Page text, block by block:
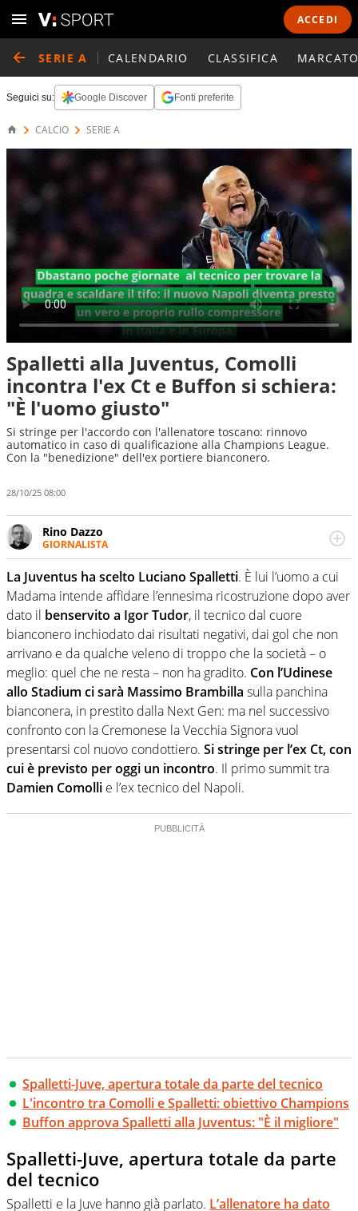
ACCEDI
SERIE A CALENDARIO CLASSIFICA
Seguici su: Google Discover Fonti preferite
CALCIO SERIE A
Spalletti alla Juventus, Comolli
incontra l'ex Ct e Buffon si schiera:
"È l'uomo giusto"
Si stringe per l'accordo con l'allenatore toscano: rinnovo
automatico in caso di qualificazione alla Champions League.
Con la "benedizione" dell'ex portiere bianconero.
28/10/25 08:00
Rino Dazzo
GIORNALISTA
Se mai ci fosse modo di traslare il glossario del calcio in
una nicchia di esperti, lui ne farebbe parte. Non si perde
una svista arbitrale né gli umori social del mondo delle
curve
La Juventus ha scelto Luciano Spalletti. È lui l’uomo a cui
Madama intende affidare l’ennesima ricostruzione dopo aver
dato il benservito a Igor Tudor, il tecnico dal cuore
bianconero inchiodato dai risultati negativi, dai gol che non
arrivano e da qualche veleno di troppo che la società – o
meglio: quel che ne resta – non ha gradito. Con l’Udinese
allo Stadium ci sarà Massimo Brambilla sulla panchina
bianconera, in prestito dalla Next Gen: ma nel successivo
confronto con la Cremonese la Vecchia Signora vuol
presentarsi col nuovo condottiero. Si stringe per l’ex Ct, con
cui è previsto per oggi un incontro. Il primo summit tra
Damien Comolli e l’ex tecnico del Napoli.
Spalletti-Juve, apertura totale da parte del tecnico
L'incontro tra Comolli e Spalletti: obiettivo Champions
Buffon approva Spalletti alla Juventus: "È il migliore"
Spalletti-Juve, apertura totale da parte
del tecnico
Spalletti e la Juve hanno già parlato. L’allenatore ha dato